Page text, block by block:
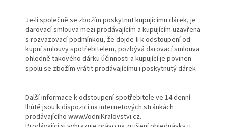
Je-li společně se zbožím poskytnut kupujícímu dárek, je
darovací smlouva mezi prodávajícím a kupujícím uzavřena
s rozvazovací podmínkou, že dojde-li k odstoupení od
kupní smlouvy spotřebitelem, pozbývá darovací smlouva
ohledně takového dárku účinnosti a kupující je povinen
spolu se zbožím vrátit prodávajícímu i poskytnutý dárek
Další informace k odstoupení spotřebitele ve 14 denní
lhůtě jsou k dispozici na internetových stránkách
prodávajícího www.VodniKralovstvi.cz.